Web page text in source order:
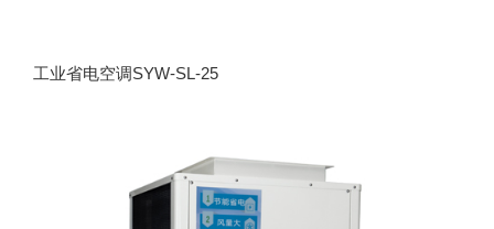
工业省电空调SYW-SL-25